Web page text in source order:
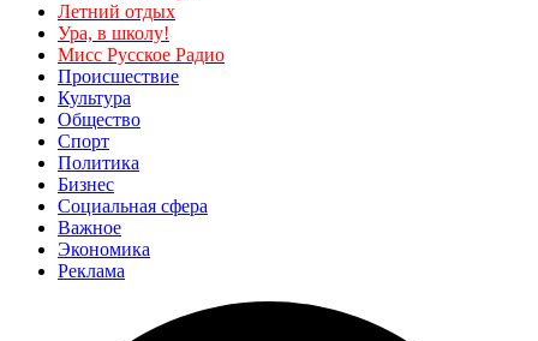
Летний отдых
Ура, в школу!
Мисс Русское Радио
Происшествие
Культура
Общество
Спорт
Политика
Бизнес
Социальная сфера
Важное
Экономика
Реклама